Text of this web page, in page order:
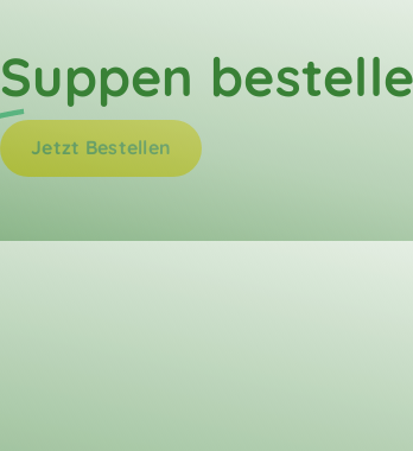
Suppen
Jetzt Bestellen